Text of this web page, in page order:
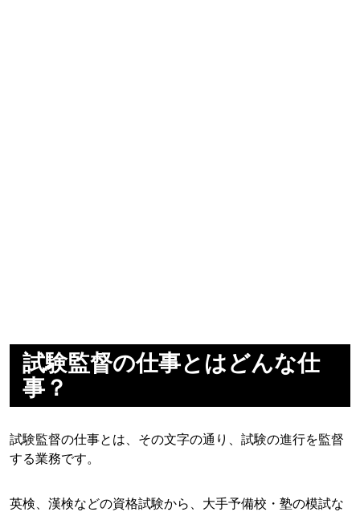
試験監督の仕事とはどんな仕
事？
試験監督の仕事とは、その文字の通り、試験の進行を監督
する業務です。
英検、漢検などの資格試験から、大手予備校・塾の模試な